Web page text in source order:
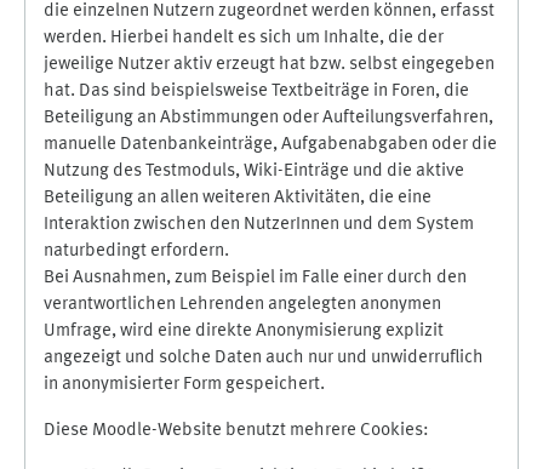
die einzelnen Nutzern zugeordnet werden können, erfasst
werden. Hierbei handelt es sich um Inhalte, die der
jeweilige Nutzer aktiv erzeugt hat bzw. selbst eingegeben
hat. Das sind beispielsweise Textbeiträge in Foren, die
Beteiligung an Abstimmungen oder Aufteilungsverfahren,
manuelle Datenbankeinträge, Aufgabenabgaben oder die
Nutzung des Testmoduls, Wiki-Einträge und die aktive
Beteiligung an allen weiteren Aktivitäten, die eine
Interaktion zwischen den NutzerInnen und dem System
naturbedingt erfordern.
Bei Ausnahmen, zum Beispiel im Falle einer durch den
verantwortlichen Lehrenden angelegten anonymen
Umfrage, wird eine direkte Anonymisierung explizit
angezeigt und solche Daten auch nur und unwiderruflich
in anonymisierter Form gespeichert.
Diese Moodle-Website benutzt mehrere Cookies: